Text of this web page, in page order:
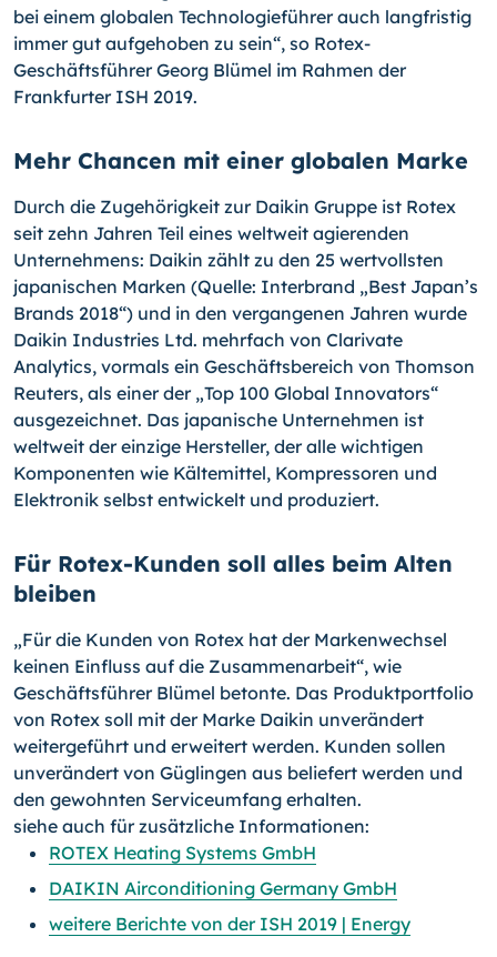
bei einem globalen Technologieführer auch langfristig
immer gut aufgehoben zu sein“, so Rotex-
Geschäftsführer Georg Blümel im Rahmen der
Frankfurter ISH 2019.
Mehr Chancen mit einer globalen Marke
Durch die Zugehörigkeit zur Daikin Gruppe ist Rotex
seit zehn Jahren Teil eines weltweit agierenden
Unternehmens: Daikin zählt zu den 25 wertvollsten
japanischen Marken (Quelle: Interbrand „Best Japan’s
Brands 2018“) und in den vergangenen Jahren wurde
Daikin Industries Ltd. mehrfach von Clarivate
Analytics, vormals ein Geschäftsbereich von Thomson
Reuters, als einer der „Top 100 Global Innovators“
ausgezeichnet. Das japanische Unternehmen ist
weltweit der einzige Hersteller, der alle wichtigen
Komponenten wie Kältemittel, Kompressoren und
Elektronik selbst entwickelt und produziert.
Für Rotex-Kunden soll alles beim Alten
bleiben
„Für die Kunden von Rotex hat der Markenwechsel
keinen Einfluss auf die Zusammenarbeit“, wie
Geschäftsführer Blümel betonte. Das Produktportfolio
von Rotex soll mit der Marke Daikin unverändert
weitergeführt und erweitert werden. Kunden sollen
unverändert von Güglingen aus beliefert werden und
den gewohnten Serviceumfang erhalten.
siehe auch für zusätzliche Informationen:
ROTEX Heating Systems GmbH
DAIKIN Airconditioning Germany GmbH
weitere Berichte von der ISH 2019 | Energy